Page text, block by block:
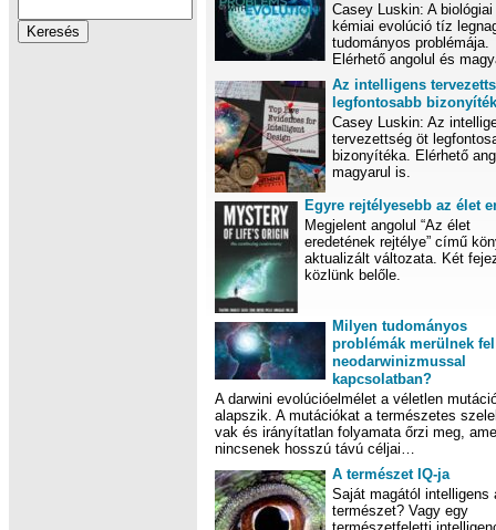
Casey Luskin: A
kémiai evolúció tíz
tudományos problémája.
Elérhető angolul és
Az intelligens
legfontosabb
Casey Luskin: Az
tervezettség öt
bizonyítéka. Elérhető
magyarul is.
Egyre rejtélyesebb az élet
Megjelent angolul “Az élet
eredetének rejtélye” című
aktualizált változata. Két
közlünk belőle.
Milyen tudományos
problémák merülnek
neodarwinizmussal
kapcsolatban?
A darwini evolúcióelmélet a véletlen
alapszik. A mutációkat a természetes
vak és irányítatlan folyamata őrzi meg,
nincsenek hosszú távú céljai…
A természet IQ-ja
Saját magától intelligens
természet? Vagy egy